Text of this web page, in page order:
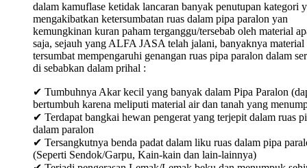
dalam kamuflase ketidak lancaran banyak penutupan kategori
mengakibatkan ketersumbatan ruas dalam pipa paralon yan
kemungkinan kuran paham terganggu/tersebab oleh material
saja, sejauh yang ALFA JASA telah jalani, banyaknya material
tersumbat mempengaruhi genangan ruas pipa paralon dalam
di sebabkan dalam prihal :
✔ Tumbuhnya Akar kecil yang banyak dalam Pipa Paralon
bertumbuh karena meliputi material air dan tanah yang
✔ Terdapat bangkai hewan pengerat yang terjepit dalam ruas
dalam paralon
✔ Tersangkutnya benda padat dalam liku ruas dalam pipa
(Seperti Sendok/Garpu, Kain-kain dan lain-lainnya)